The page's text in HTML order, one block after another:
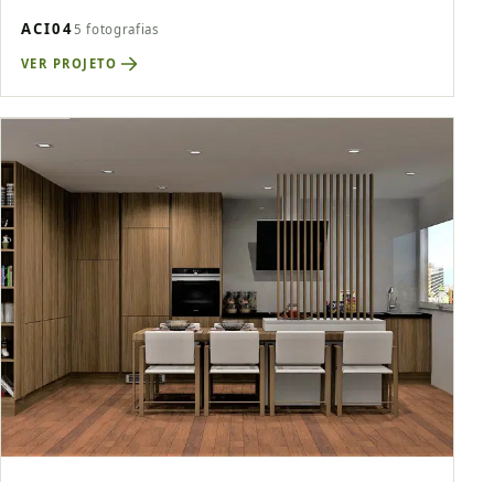
ACI04 5 fotografias
VER PROJETO